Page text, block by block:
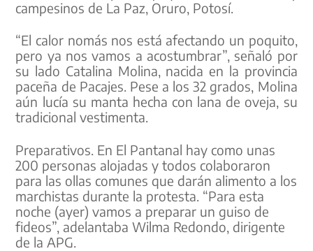
campesinos de La Paz, Oruro, Potosí.
“El calor nomás nos está afectando un poquito,
pero ya nos vamos a acostumbrar”, señaló por
su lado Catalina Molina, nacida en la provincia
paceña de Pacajes. Pese a los 32 grados, Molina
aún lucía su manta hecha con lana de oveja, su
tradicional vestimenta.
Preparativos. En El Pantanal hay como unas
200 personas alojadas y todos colaboraron
para las ollas comunes que darán alimento a los
marchistas durante la protesta. “Para esta
noche (ayer) vamos a preparar un guiso de
fideos”, adelantaba Wilma Redondo, dirigente
de la APG.